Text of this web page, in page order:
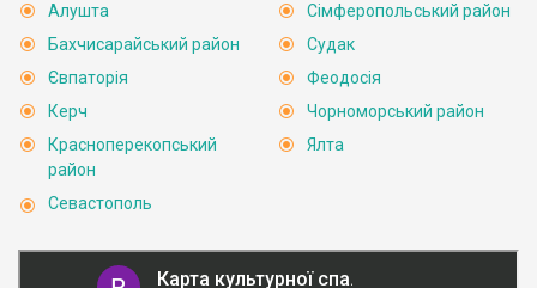
Алушта
Бахчисарайський район
Євпаторія
Керч
Красноперекопський
район
Севастополь
Сімферопольський район
Судак
Феодосія
Чорноморський район
Ялта